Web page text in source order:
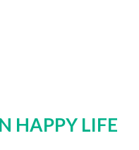
HAPPY LIFE